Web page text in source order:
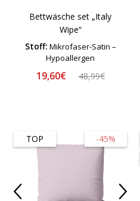
Bettwäsche set „Italy
Wipe“
Stoff: Mikrofaser-Satin –
Hypoallergen
19,60€ 48,99€
-45%
TOP